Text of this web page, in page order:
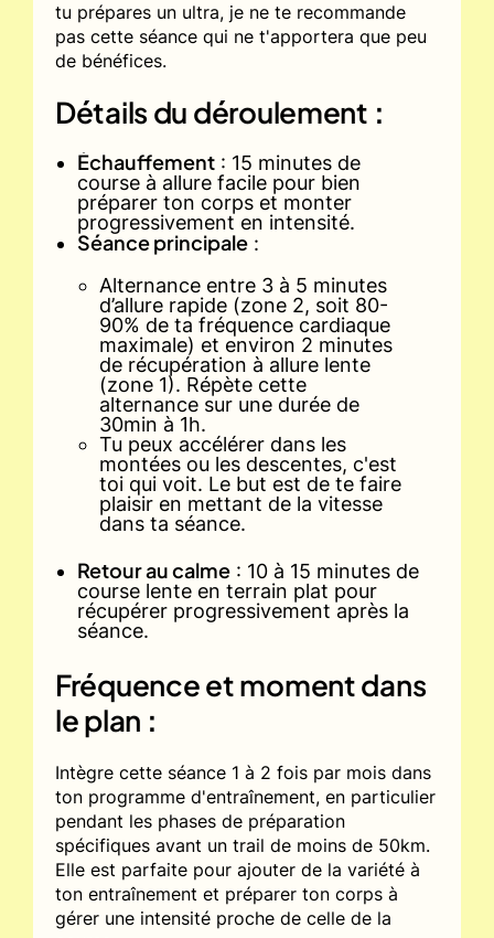
tu prépares un ultra, je ne te recommande
pas cette séance qui ne t'apportera que peu
de bénéfices.
Détails du déroulement :
Échauffement : 15 minutes de
course à allure facile pour bien
préparer ton corps et monter
progressivement en intensité.
Séance principale :
Alternance entre 3 à 5 minutes
d’allure rapide (zone 2, soit 80-
90% de ta fréquence cardiaque
maximale) et environ 2 minutes
de récupération à allure lente
(zone 1). Répète cette
alternance sur une durée de
30min à 1h.
Tu peux accélérer dans les
montées ou les descentes, c'est
toi qui voit. Le but est de te faire
plaisir en mettant de la vitesse
dans ta séance.
Retour au calme : 10 à 15 minutes de
course lente en terrain plat pour
récupérer progressivement après la
séance.
Fréquence et moment dans
le plan :
Intègre cette séance 1 à 2 fois par mois dans
ton programme d'entraînement, en particulier
pendant les phases de préparation
spécifiques avant un trail de moins de 50km.
Elle est parfaite pour ajouter de la variété à
ton entraînement et préparer ton corps à
gérer une intensité proche de celle de la